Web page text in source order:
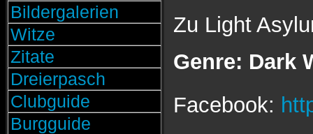
Bildergalerien
Witze
Zitate
Dreierpasch
Clubguide
Burgguide
Zu Light
Genre: Dark
Facebook: